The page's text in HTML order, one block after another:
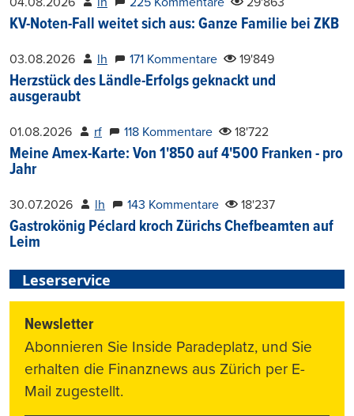
KV-Noten-Fall weitet sich aus: Ganze Familie bei ZKB
03.08.2026 lh 171 Kommentare 19'849
Herzstück des Ländle-Erfolgs geknackt und
ausgeraubt
01.08.2026 rf 118 Kommentare 18'722
Meine Amex-Karte: Von 1'850 auf 4'500 Franken - pro
Jahr
30.07.2026 lh 143 Kommentare 18'237
Gastrokönig Péclard kroch Zürichs Chefbeamten auf
Leim
Leserservice
Newsletter
Abonnieren Sie Inside Paradeplatz, und Sie
erhalten die Finanznews aus Zürich per E-
Mail zugestellt.